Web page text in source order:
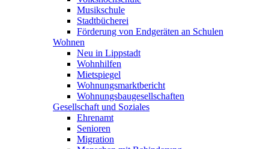
Musikschule
Stadtbücherei
Förderung von Endgeräten an Schulen
Wohnen
Neu in Lippstadt
Wohnhilfen
Mietspiegel
Wohnungsmarktbericht
Wohnungsbaugesellschaften
Gesellschaft und Soziales
Ehrenamt
Senioren
Migration